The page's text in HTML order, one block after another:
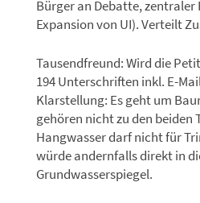
Bürger an Debatte,
Expansion von UI). Verteilt
Tausendfreund: Wird die
194 Unterschriften inkl. E-
Klarstellung: Es geht um
gehören nicht zu den beiden
Hangwasser darf nicht für
würde andernfalls direkt in
Grundwasserspiegel.